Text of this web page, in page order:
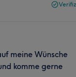
meine Wünsche
komme gerne